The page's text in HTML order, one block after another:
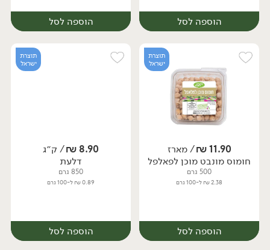
הוספה לסל
מארז
הוספה לסל
מארז
תוצרת
ישראל
11.90
₪/ מארז
חומוס מונבט מוכן לפאלפל
500 גרם
2.38 ₪ ל-100 גרם
הוספה לסל
תוצרת
ישראל
8.90
₪/ ק״ג
דלעת
850 גרם
0.89 ₪ ל-100 גרם
הוספה לסל